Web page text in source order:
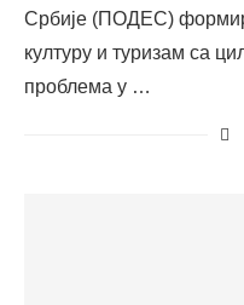
Србије (ПОДЕС)
културу и туризам са
проблема у …